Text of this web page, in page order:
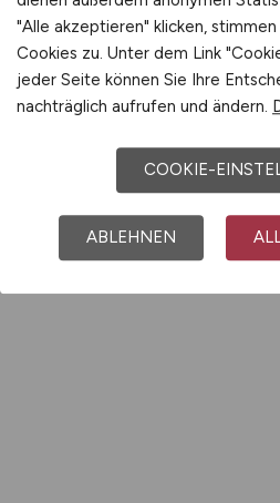
"Alle akzeptieren" klicken,
Cookies zu. Unter dem Link
jeder Seite können Sie Ihre
nachträglich aufrufen und ändern.
COOKIE-
ABLEHNEN